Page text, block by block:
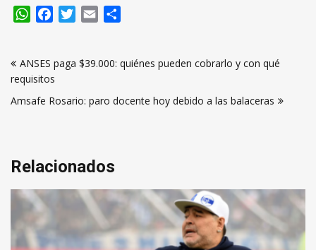
WhatsApp
FacebookTwitter
Email
de
entradas
ANSES paga $39.000: quiénes pueden cobrarlo y con qué
requisitos
Amsafe Rosario: paro docente hoy debido a las balaceras
Relacionados